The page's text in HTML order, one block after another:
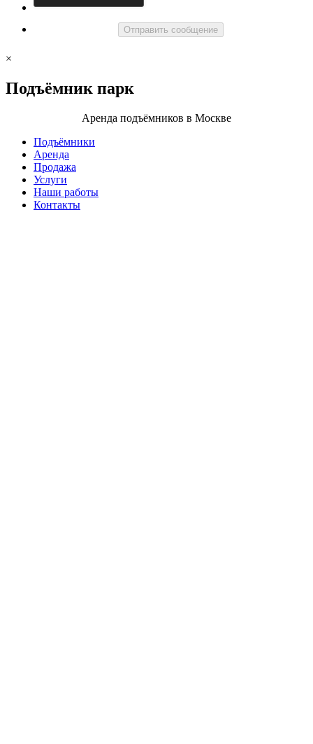
Отправить сообщение
×
Подъёмник парк
Аренда подъёмников в Москве
Подъёмники
Аренда
Продажа
Услуги
Наши работы
Контакты